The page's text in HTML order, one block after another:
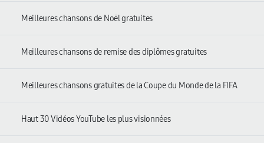
Meilleures chansons de Noël gratuites
Meilleures chansons de remise des diplômes gratuites
Meilleures chansons gratuites de la Coupe du Monde de la FIFA
Haut 30 Vidéos YouTube les plus visionnées